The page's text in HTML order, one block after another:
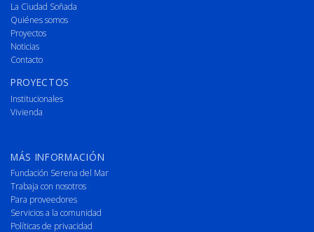
La Ciudad Soñada
Quiénes somos
Proyectos
Noticias
Contacto
PROYECTOS
Institucionales
Vivienda
MÁS INFORMACIÓN
Fundación Serena del Mar
Trabaja con nosotros
Para proveedores
Servicios a la comunidad
Políticas de privacidad